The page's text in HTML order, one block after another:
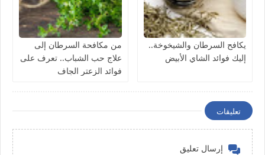
يكافح السرطان والشيخوخة..
إليك فوائد الشاي الأبيض
من مكافحة السرطان إلى
علاج حب الشباب.. تعرف على
فوائد الزعتر الجاف
تعليقات
إرسال تعليق